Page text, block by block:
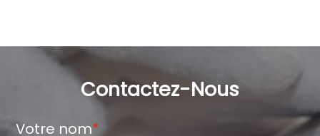
Contactez-Nous
Votre nom*